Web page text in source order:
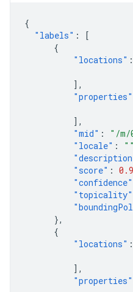
{
"labels" :
[
{
"locations" :
],
"properties"
],
"mid" : "/m/
"locale" : ""
"score" :
"confidence"
"topicality"
},
{
"locations" :
],
"properties"